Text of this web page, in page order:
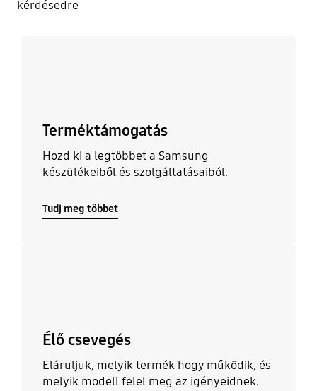
kérdésedre
Terméktámogatás
Hozd ki a legtöbbet a Samsung
készülékeiből és szolgáltatásaiból.
Tudj meg többet
Élő csevegés
Eláruljuk, melyik termék hogy működik, és
melyik modell felel meg az igényeidnek.